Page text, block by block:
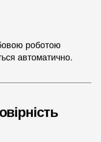
роботою
автоматично.